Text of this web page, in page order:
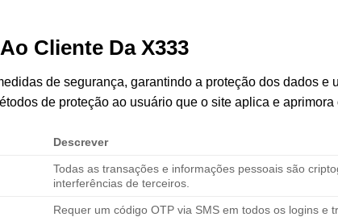
Cliente Da X333
de segurança, garantindo a proteção dos dados
de proteção ao usuário que o site aplica e aprimora
Descrever
Todas as transações e informações pessoais são
interferências de terceiros.
Requer um código OTP via SMS em todos os logins e